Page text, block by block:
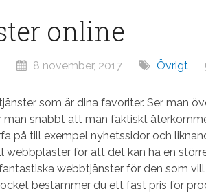
online
8 november, 2017 Övrigt
som är dina favoriter. Ser man
man snabbt att man faktiskt
på till exempel nyhetssidor och
webbplaster för att det kan ha en
webbtjänster för den som
bestämmer du ett fast pris för